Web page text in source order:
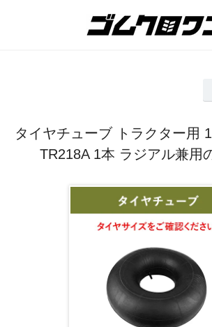
タイヤチューブ トラクター用
TR218A 1本 ラジアル兼用